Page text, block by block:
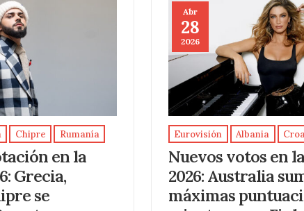
Chipre Rumanía
en la
Grecia,
se
Abr
28
2026
Eurovisión Albania
Nuevos votos en
2026: Australia
máximas